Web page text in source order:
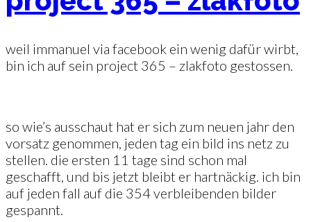
weil immanuel via facebook ein wenig dafür wirbt,
bin ich auf sein project 365 – zlakfoto gestossen.
so wie’s ausschaut hat er sich zum neuen jahr den
vorsatz genommen, jeden tag ein bild ins netz zu
stellen. die ersten 11 tage sind schon mal
geschafft, und bis jetzt bleibt er hartnäckig. ich bin
auf jeden fall auf die 354 verbleibenden bilder
gespannt.